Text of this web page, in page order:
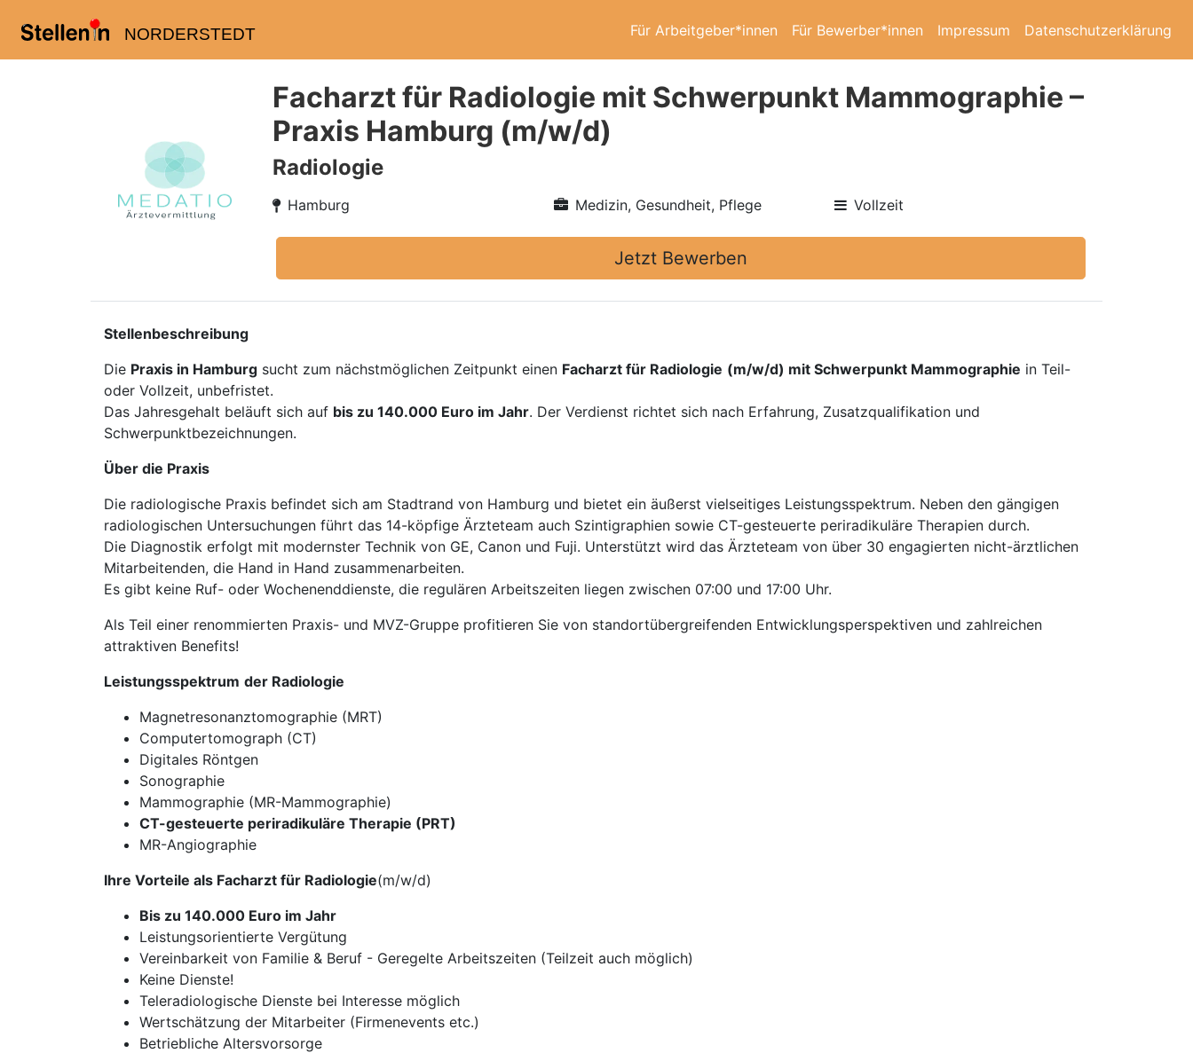
NORDERSTEDT Für Arbeitgeber*innen Für Bewerber*innen Impressum Datenschutzerklärung
Facharzt für Radiologie mit Schwerpunkt Mammographie –
Praxis Hamburg (m/w/d)
Radiologie
Hamburg Medizin, Gesundheit, Pflege Vollzeit
Jetzt Bewerben
Stellenbeschreibung
Die Praxis in Hamburg sucht zum nächstmöglichen Zeitpunkt einen Facharzt für Radiologie (m/w/d) mit Schwerpunkt Mammographie in Teil-
oder Vollzeit, unbefristet.
Das Jahresgehalt beläuft sich auf bis zu 140.000 Euro im Jahr. Der Verdienst richtet sich nach Erfahrung, Zusatzqualifikation und
Schwerpunktbezeichnungen.
Über die Praxis
Die radiologische Praxis befindet sich am Stadtrand von Hamburg und bietet ein äußerst vielseitiges Leistungsspektrum. Neben den gängigen
radiologischen Untersuchungen führt das 14-köpfige Ärzteteam auch Szintigraphien sowie CT-gesteuerte periradikuläre Therapien durch.
Die Diagnostik erfolgt mit modernster Technik von GE, Canon und Fuji. Unterstützt wird das Ärzteteam von über 30 engagierten nicht-ärztlichen
Mitarbeitenden, die Hand in Hand zusammenarbeiten.
Es gibt keine Ruf- oder Wochenenddienste, die regulären Arbeitszeiten liegen zwischen 07:00 und 17:00 Uhr.
Als Teil einer renommierten Praxis- und MVZ-Gruppe profitieren Sie von standortübergreifenden Entwicklungsperspektiven und zahlreichen
attraktiven Benefits!
Leistungsspektrum der Radiologie
Magnetresonanztomographie (MRT)
Computertomograph (CT)
Digitales Röntgen
Sonographie
Mammographie (MR-Mammographie)
CT-gesteuerte periradikuläre Therapie (PRT)
MR-Angiographie
Ihre Vorteile als Facharzt für Radiologie(m/w/d)
Bis zu 140.000 Euro im Jahr
Leistungsorientierte Vergütung
Vereinbarkeit von Familie & Beruf - Geregelte Arbeitszeiten (Teilzeit auch möglich)
Keine Dienste!
Teleradiologische Dienste bei Interesse möglich
Wertschätzung der Mitarbeiter (Firmenevents etc.)
Betriebliche Altersvorsorge